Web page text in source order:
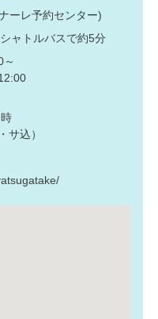
ーレ予約センター)
ャトルバスで約5分
時
サ込）